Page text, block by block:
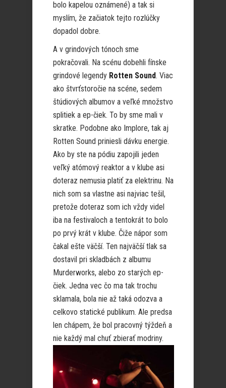
bolo kapelou oznámené) a tak si
myslím, že začiatok tejto rozlúčky
dopadol dobre.
A v grindových tónoch sme
pokračovali. Na scénu dobehli fínske
grindové legendy Rotten Sound. Viac
ako štvrťstoročie na scéne, sedem
štúdiových albumov a veľké množstvo
splitiek a ep-čiek. To by sme mali v
skratke. Podobne ako Implore, tak aj
Rotten Sound priniesli dávku energie.
Ako by ste na pódiu zapojili jeden
veľký atómový reaktor a v klube asi
doteraz nemusia platiť za elektrinu. Na
nich som sa vlastne asi najviac tešil,
pretože doteraz som ich vždy videl
iba na festivaloch a tentokrát to bolo
po prvý krát v klube. Čiže nápor som
čakal ešte väčší. Ten najväčší tlak sa
dostavil pri skladbách z albumu
Murderworks, alebo zo starých ep-
čiek. Jedna vec čo ma tak trochu
sklamala, bola nie až taká odozva a
celkovo statické publikum. Ale predsa
len chápem, že bol pracovný týždeň a
nie každý mal chuť zbierať modriny.